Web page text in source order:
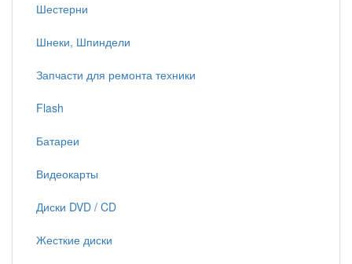
Шестерни
Шнеки, Шпиндели
Запчасти для ремонта техники
Flash
Батареи
Видеокарты
Диски DVD / CD
Жесткие диски